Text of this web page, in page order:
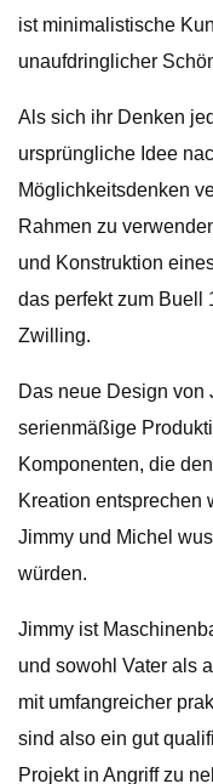
ist minimalistische
unaufdringlicher
Als sich ihr Denken
ursprüngliche Idee
Möglichkeitsdenken
Rahmen zu
und Konstruktion
das perfekt zum Buell
Zwilling.
Das neue Design von
serienmäßige
Komponenten, die
Kreation entsprechen
Jimmy und Michel
würden.
Jimmy ist
und sowohl Vater als
mit umfangreicher
sind also ein gut
Projekt in Angriff zu